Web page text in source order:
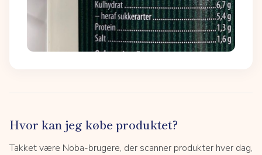
Hvor kan jeg købe produktet?
Takket være Noba-brugere, der scanner produkter hver dag,